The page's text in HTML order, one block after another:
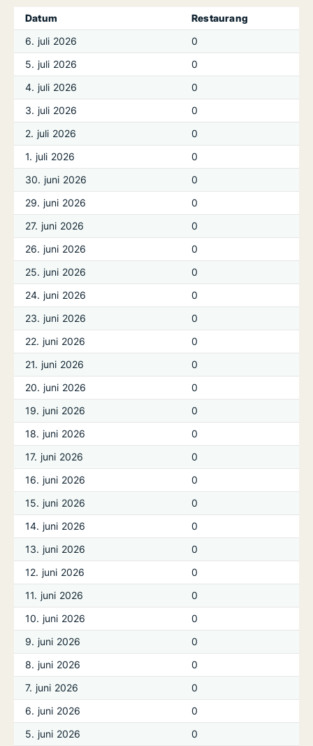
Datum
Restaurang
6. juli 2026
0
5. juli 2026
0
4. juli 2026
0
3. juli 2026
0
2. juli 2026
0
1. juli 2026
0
30. juni 2026
0
29. juni 2026
0
27. juni 2026
0
26. juni 2026
0
25. juni 2026
0
24. juni 2026
0
23. juni 2026
0
22. juni 2026
0
21. juni 2026
0
20. juni 2026
0
19. juni 2026
0
18. juni 2026
0
17. juni 2026
0
16. juni 2026
0
15. juni 2026
0
14. juni 2026
0
13. juni 2026
0
12. juni 2026
0
11. juni 2026
0
10. juni 2026
0
9. juni 2026
0
8. juni 2026
0
7. juni 2026
0
6. juni 2026
0
5. juni 2026
0